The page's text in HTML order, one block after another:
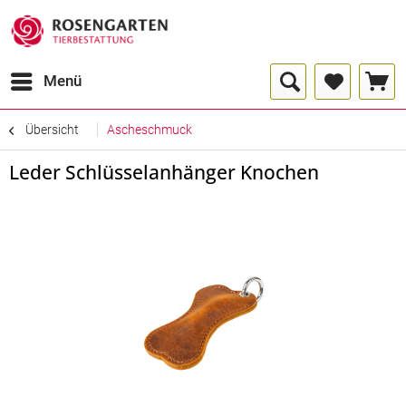
Menü
Übersicht Ascheschmuck
Leder Schlüsselanhänger Knochen